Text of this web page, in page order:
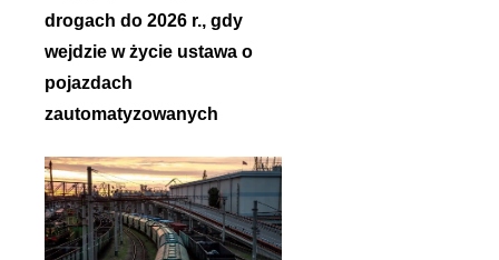
drogach do 2026 r., gdy
wejdzie w życie ustawa o
pojazdach
zautomatyzowanych